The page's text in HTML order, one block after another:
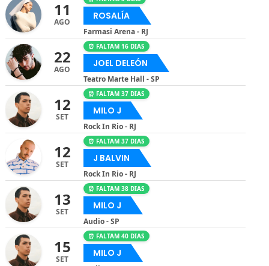
11
AGO
ROSALÍA
Farmasi Arena - RJ
22
AGO
⏰ FALTAM 16 DIAS
JOEL DELEÓN
Teatro Marte Hall - SP
12
SET
⏰ FALTAM 37 DIAS
MILO J
Rock In Rio - RJ
12
SET
⏰ FALTAM 37 DIAS
J BALVIN
Rock In Rio - RJ
13
SET
⏰ FALTAM 38 DIAS
MILO J
Audio - SP
15
SET
⏰ FALTAM 40 DIAS
MILO J